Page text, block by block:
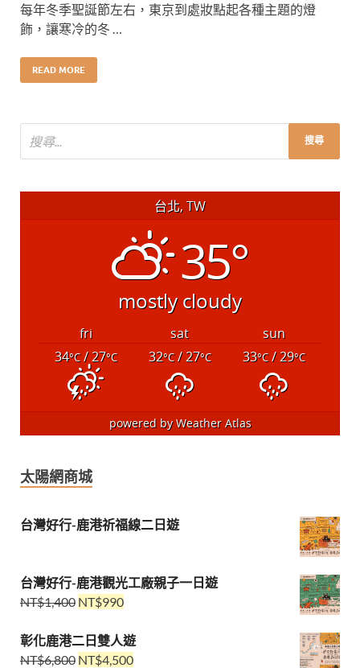
每年冬季聖誕節左右，東京到處妝點起各種主題的燈
飾，讓寒冷的冬 …
READ MORE
台北, TW
35°
mostly cloudy
fri sat
sun
34°C/ 27°C 32°C/ 27°C 33°C/ 29°C
powered byWeather Atlas
太陽網商城
台灣好行-鹿港祈福線二日遊
台灣好行-鹿港觀光工廠親子一日遊
NT$1,400 NT$990
彰化鹿港二日雙人遊
NT$6,800 NT$4,500